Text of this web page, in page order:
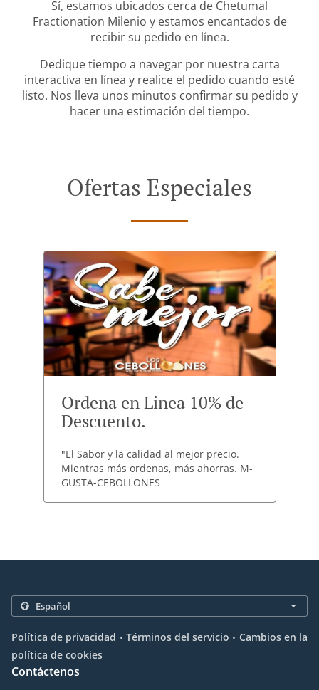
Sí, estamos ubicados cerca de Chetumal
Fractionation Milenio y estamos encantados de
recibir su pedido en línea.
Dedique tiempo a navegar por nuestra carta
interactiva en línea y realice el pedido cuando esté
listo. Nos lleva unos minutos confirmar su pedido y
hacer una estimación del tiempo.
Ofertas Especiales
Ordena en Linea 10% de
Descuento.
"El Sabor y la calidad al mejor precio.
Mientras más ordenas, más ahorras. M-
GUSTA-CEBOLLONES
Política de privacidad . Términos del servicio . Cambios en la
política de cookies
Contáctenos